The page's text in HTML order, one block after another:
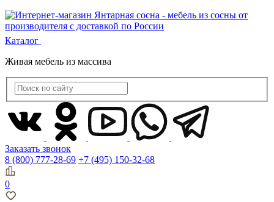
Каталог
Живая мебель из массива
Заказать звонок
8 (800) 777-28-69 +7 (495) 150-32-68
0